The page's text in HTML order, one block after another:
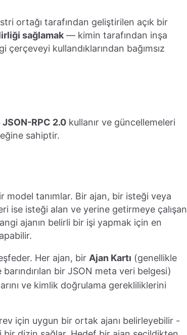
ortağı tarafından geliştirilen açık bir
sağlamak — kimin tarafından inşa
çerçeveyi kullandıklarından bağımsız
RPC 2.0 kullanır ve güncellemeleri
sahiptir.
model tanımlar. Bir ajan, bir isteği veya
ise isteği alan ve yerine getirmeye çalışan
ajanın belirli bir işi yapmak için en
Her ajan, bir Ajan Kartı (genellikle
bir JSON meta veri belgesi)
ve kimlik doğrulama gerekliliklerini
için uygun bir ortak ajanı belirleyebilir -